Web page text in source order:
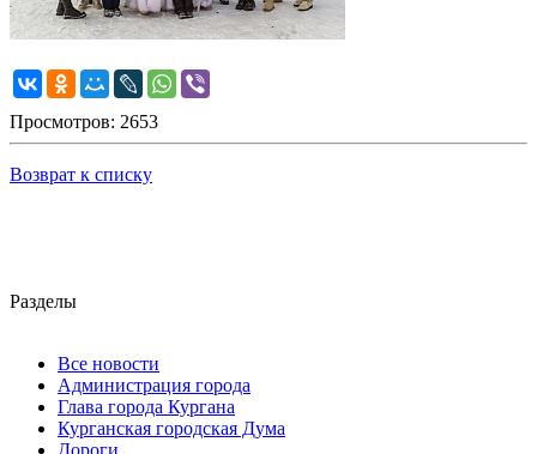
Просмотров: 2653
Возврат к списку
Разделы
Все новости
Администрация города
Глава города Кургана
Курганская городская Дума